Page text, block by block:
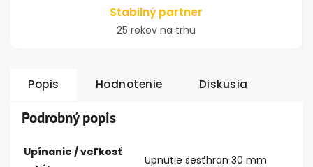
Stabilný partner
25 rokov na trhu
Popis Hodnotenie Diskusia
Podrobný popis
Upínanie / veľkosť
Upnutie šesťhran 30 mm